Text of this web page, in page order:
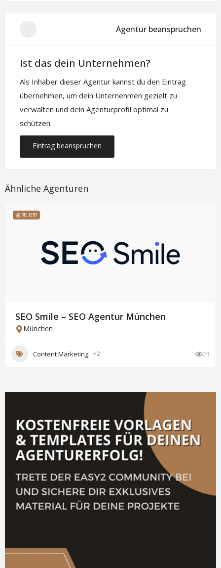
Agentur beanspruchen
Ist das dein Unternehmen?
Als Inhaber dieser Agentur kannst du den Eintrag
übernehmen, um dein Unternehmen gezielt zu
verwalten und dein Agenturprofil optimal zu
schützen.
Eintrag beanspruchen
Ähnliche Agenturen
BELIEBT
SEO Smile – SEO Agentur München
München
Content Marketing +2 21